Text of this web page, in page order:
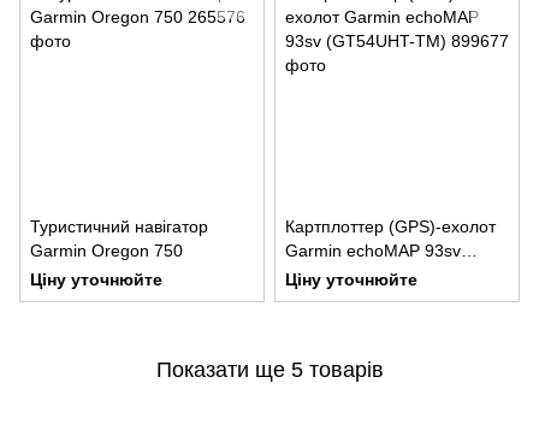
Туристичний навігатор
Garmin Oregon 750
Ціну уточнюйте
Картплоттер (GPS)-ехолот
Garmin echoMAP 93sv
(GT54UHT-TM)
Ціну уточнюйте
Показати ще 5 товарів